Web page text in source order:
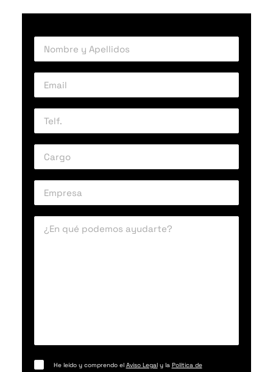
He leído y comprendo el Aviso Legaly la Política de